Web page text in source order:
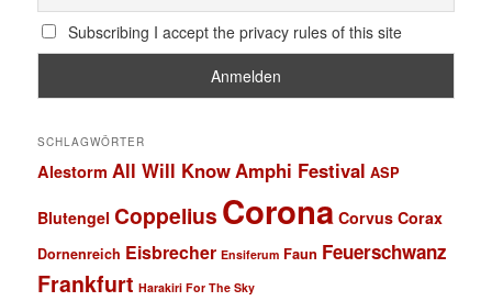
Subscribing I accept the privacy rules of this site
SCHLAGWÖRTER
Alestorm All Will KnowAmphi Festival ASP
Blutengel Coppelius Corona Corvus Corax
Dornenreich Eisbrecher Ensiferum Faun Feuerschwanz
Frankfurt Harakiri For The Sky